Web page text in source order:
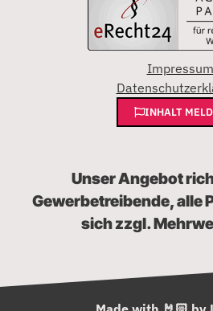
Impressum
INHALT
Unser Angebot
Gewerbetreibende, alle
sich zzgl.